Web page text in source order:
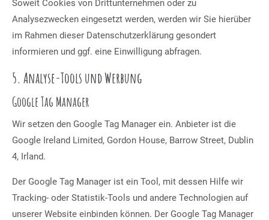
Soweit Cookies von Drittunternehmen oder zu
Analysezwecken eingesetzt werden, werden wir Sie hierüber
im Rahmen dieser Datenschutzerklärung gesondert
informieren und ggf. eine Einwilligung abfragen.
5. Analyse-Tools und Werbung
Google Tag Manager
Wir setzen den Google Tag Manager ein. Anbieter ist die
Google Ireland Limited, Gordon House, Barrow Street, Dublin
4, Irland.
Der Google Tag Manager ist ein Tool, mit dessen Hilfe wir
Tracking- oder Statistik-Tools und andere Technologien auf
unserer Website einbinden können. Der Google Tag Manager